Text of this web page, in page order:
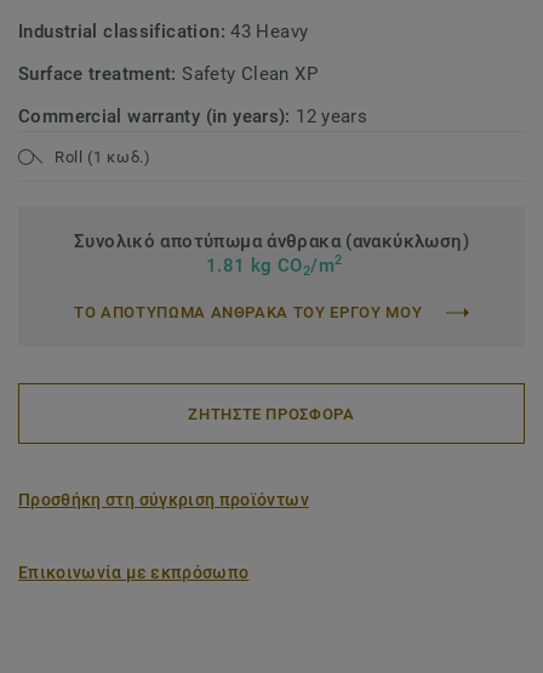
Industrial classification:43 Heavy
Surface treatment:Safety Clean XP
Commercial warranty (in years): 12 years
Roll (1 κωδ.)
Συνολικό αποτύπωμα άνθρακα (ανακύκλωση)
1.81 kg CO2/m2
ΤΟ ΑΠΟΤΥΠΩΜΑ ΑΝΘΡΑΚΑ ΤΟΥ ΕΡΓΟΥ ΜΟΥ
ΖΗΤΗΣΤΕ ΠΡΟΣΦΟΡΑ
Προσθήκη στη σύγκριση προϊόντων
Επικοινωνία με εκπρόσωπο